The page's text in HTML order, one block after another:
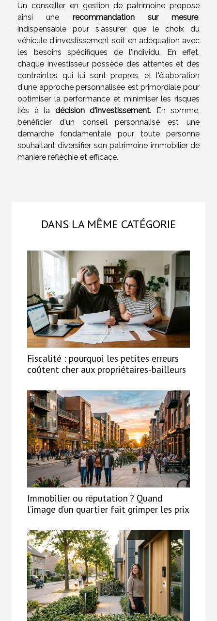
Un conseiller en gestion de patrimoine propose
ainsi une recommandation sur mesure,
indispensable pour s'assurer que le choix du
véhicule d'investissement soit en adéquation avec
les besoins spécifiques de l'individu. En effet,
chaque investisseur possède des attentes et des
contraintes qui lui sont propres, et l'élaboration
d'une approche personnalisée est primordiale pour
optimiser la performance et minimiser les risques
liés à la décision d'investissement. En somme,
bénéficier d'un conseil personnalisé est une
démarche fondamentale pour toute personne
souhaitant diversifier son patrimoine immobilier de
manière réfléchie et efficace.
DANS LA MÊME CATÉGORIE
Fiscalité : pourquoi les petites erreurs
coûtent cher aux propriétaires-bailleurs
Immobilier ou réputation ? Quand
l’image d’un quartier fait grimper les prix